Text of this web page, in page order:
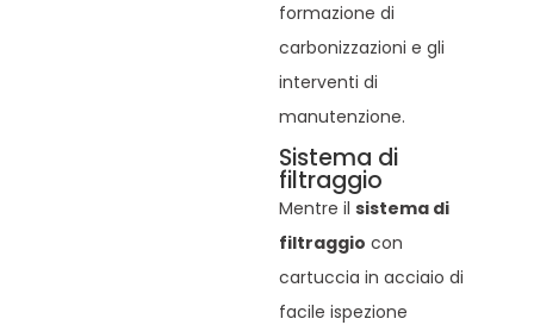
formazione di
carbonizzazioni e gli
interventi di
manutenzione.
Sistema di
filtraggio
Mentre il sistema di
filtraggio con
cartuccia in acciaio di
facile ispezione